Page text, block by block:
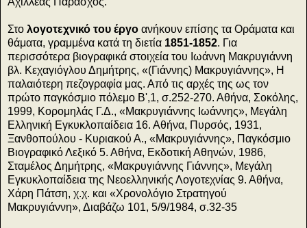
Στο λογοτεχνικό του έργο ανήκουν επίσης τα Οράματα και
θάματα, γραμμένα κατά τη διετία 1851-1852. Για
περισσότερα βιογραφικά στοιχεία του Ιωάννη Μακρυγιάννη
βλ. Κεχαγιόγλου Δημήτρης, «(Γιάννης) Μακρυγιάννης», Η
παλαιότερη πεζογραφία μας. Από τις αρχές της ως τον
πρώτο παγκόσμιο πόλεμο Β',1, σ.252-270. Αθήνα, Σοκόλης,
1999, Κορομηλάς Γ.Δ., «Μακρυγιάννης Ιωάννης», Μεγάλη
Ελληνική Εγκυκλοπαίδεια 16. Αθήνα, Πυρσός, 1931,
Ξανθοπούλου - Κυριακού Α., «Μακρυγιάννης», Παγκόσμιο
Βιογραφικό Λεξικό 5. Αθήνα, Εκδοτική Αθηνών, 1986,
Σταμέλος Δημήτρης, «Μακρυγιάννης Γιάννης», Μεγάλη
Εγκυκλοπαίδεια της Νεοελληνικής Λογοτεχνίας 9. Αθήνα,
Χάρη Πάτση, χ.χ. και «Χρονολόγιο Στρατηγού
Μακρυγιάννη», Διαβάζω 101, 5/9/1984, σ.32-35